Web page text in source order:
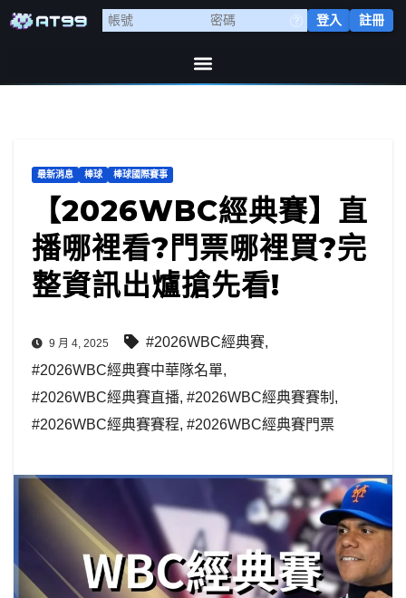
登入 註冊
最新消息 棒球 棒球國際賽事
【2026WBC經典賽】直
播哪裡看?門票哪裡買?完
整資訊出爐搶先看!
9 月 4, 2025 #2026WBC經典賽,
#2026WBC經典賽中華隊名單,
#2026WBC經典賽直播, #2026WBC經典賽賽制 ,
#2026WBC經典賽賽程, #2026WBC經典賽門票